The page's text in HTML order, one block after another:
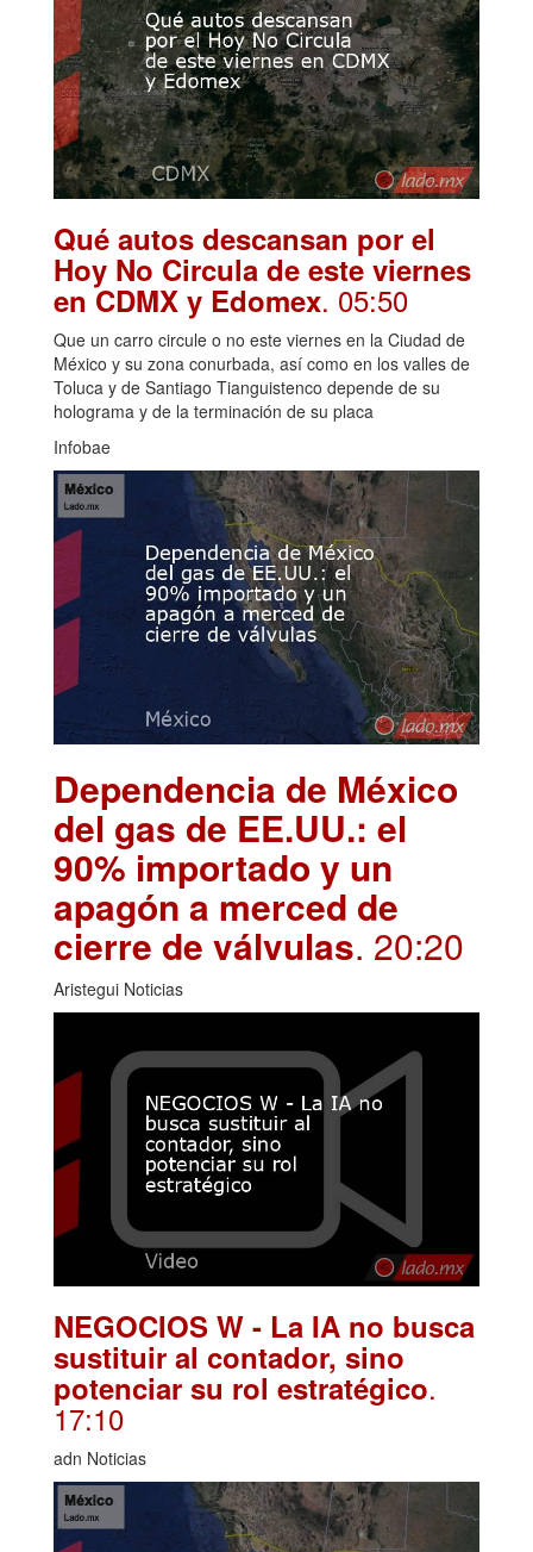
Qué autos descansan por el
Hoy No Circula de este viernes
en CDMX y Edomex. 05:50
Que un carro circule o no este viernes en la Ciudad de
México y su zona conurbada, así como en los valles de
Toluca y de Santiago Tianguistenco depende de su
holograma y de la terminación de su placa
Infobae
Dependencia de México
del gas de EE.UU.: el
90% importado y un
apagón a merced de
cierre de válvulas. 20:20
Aristegui Noticias
NEGOCIOS W - La IA no busca
sustituir al contador, sino
potenciar su rol estratégico.
17:10
adn Noticias